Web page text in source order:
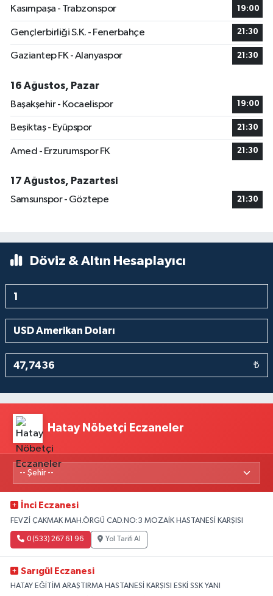
Kasımpaşa - Trabzonspor 19:00
Gençlerbirliği S.K. - Fenerbahçe 21:30
Gaziantep FK - Alanyaspor 21:30
16 Ağustos, Pazar
Başakşehir - Kocaelispor
19:00
Beşiktaş - Eyüpspor 21:30
Amed - Erzurumspor FK 21:30
17 Ağustos, Pazartesi
Samsunspor - Göztepe
21:30
Döviz & Altın Hesaplayıcı
₺
Hatay Nöbetçi Eczaneler
İnci Eczanesi
FEVZİ ÇAKMAK MAH.ÖRGÜ CAD.NO:3 MOZAİK HASTANESİ KARŞISI
0 (533) 267 61 96 Yol Tarifi Al
Sarıgül Eczanesi
HATAY EĞİTİM ARAŞTIRMA HASTANESİ KARŞISI ESKİ SSK YANI